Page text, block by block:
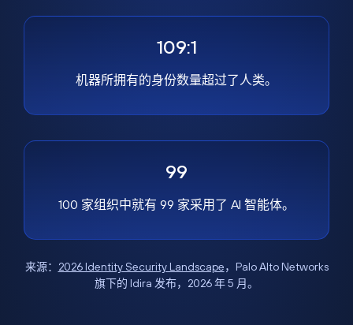
109:1
机器所拥有的身份数量超过了人类。
99
100 家组织中就有 99 家采用了 AI 智能体。
来源： 2026 Identity Security Landscape，Palo Alto Networks
旗下的 Idira 发布，2026 年 5 月。